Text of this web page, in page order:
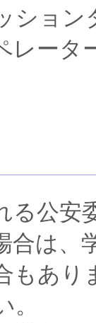
ション
レータ
る公安
合は、
もあり